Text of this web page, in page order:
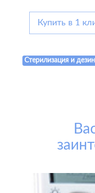
Купить в 1
Стерилизация и